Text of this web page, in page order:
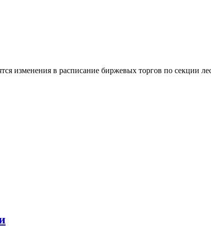
изменения в расписание биржевых торгов по секции